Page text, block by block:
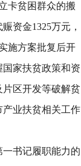
卡贫困群众的搬
资金1325万元，
施方案批复后开
家扶贫政策和资
区开发等破解贫
业扶贫相关工作
书记履职能力的